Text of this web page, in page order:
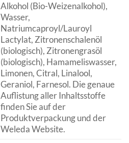
Alkohol (Bio-Weizenalkohol),
Wasser,
Natriumcaproyl/Lauroyl
Lactylat, Zitronenschalenöl
(biologisch), Zitronengrasöl
(biologisch), Hamameliswasser,
Limonen, Citral, Linalool,
Geraniol, Farnesol. Die genaue
Auflistung aller Inhaltsstoffe
finden Sie auf der
Produktverpackung und der
Weleda Website.